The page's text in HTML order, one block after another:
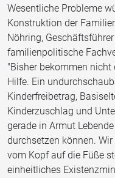
Wesentliche Probleme
Konstruktion der
Nöhring,
familienpolitische
"Bisher bekommen
Hilfe. Ein
Kinderfreibetrag,
Kinderzuschlag und
gerade in Armut
durchsetzen können.
vom Kopf auf die Füße
einheitliches